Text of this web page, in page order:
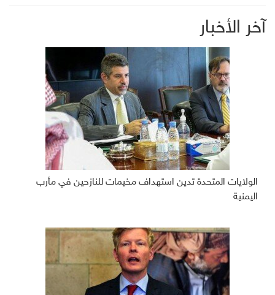
آخر الأخبار
الولايات المتحدة تدين استهداف مخيمات للنازحين في مأرب
اليمنية